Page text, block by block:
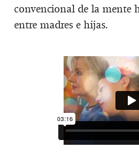
convencional de la mente
entre madres e hijas.